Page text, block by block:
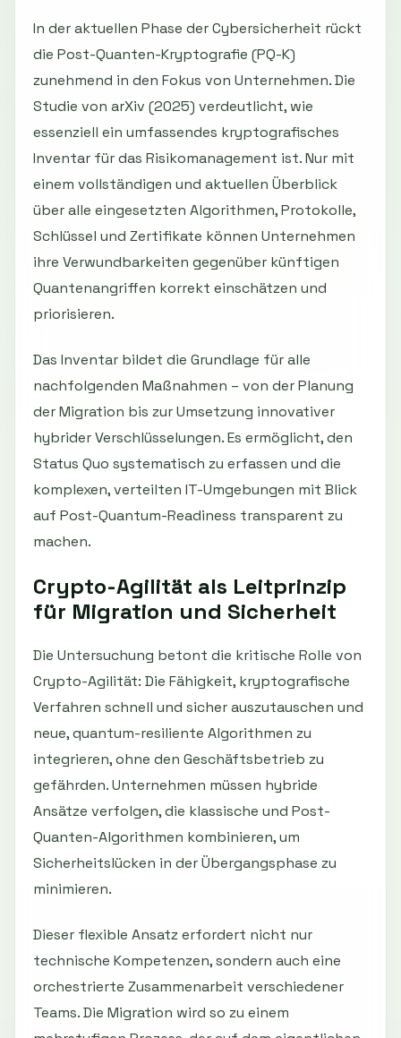
In der aktuellen Phase der Cybersicherheit rückt
die Post-Quanten-Kryptografie (PQ-K)
zunehmend in den Fokus von Unternehmen. Die
Studie von arXiv (2025) verdeutlicht, wie
essenziell ein umfassendes kryptografisches
Inventar für das Risikomanagement ist. Nur mit
einem vollständigen und aktuellen Überblick
über alle eingesetzten Algorithmen, Protokolle,
Schlüssel und Zertifikate können Unternehmen
ihre Verwundbarkeiten gegenüber künftigen
Quantenangriffen korrekt einschätzen und
priorisieren.
Das Inventar bildet die Grundlage für alle
nachfolgenden Maßnahmen – von der Planung
der Migration bis zur Umsetzung innovativer
hybrider Verschlüsselungen. Es ermöglicht, den
Status Quo systematisch zu erfassen und die
komplexen, verteilten IT-Umgebungen mit Blick
auf Post-Quantum-Readiness transparent zu
machen.
Crypto-Agilität als Leitprinzip
für Migration und Sicherheit
Die Untersuchung betont die kritische Rolle von
Crypto-Agilität: Die Fähigkeit, kryptografische
Verfahren schnell und sicher auszutauschen und
neue, quantum-resiliente Algorithmen zu
integrieren, ohne den Geschäftsbetrieb zu
gefährden. Unternehmen müssen hybride
Ansätze verfolgen, die klassische und Post-
Quanten-Algorithmen kombinieren, um
Sicherheitslücken in der Übergangsphase zu
minimieren.
Dieser flexible Ansatz erfordert nicht nur
technische Kompetenzen, sondern auch eine
orchestrierte Zusammenarbeit verschiedener
Teams. Die Migration wird so zu einem